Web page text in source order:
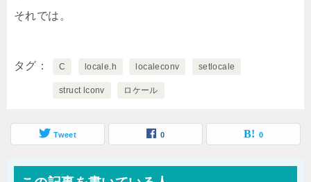
それでは。
タグ C locale.h localeconv setlocale
struct lconv ロケール
Tweet 0 0